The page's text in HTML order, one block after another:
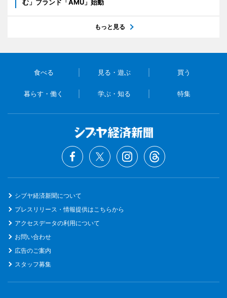
む」ブランド「AMU」始動
もっと見る
食べる 見る・遊ぶ 買う
暮らす・働く 学ぶ・知る 特集
シブヤ経済新聞について
プレスリリース・情報提供はこちらから
アクセスデータの利用について
お問い合わせ
広告のご案内
スタッフ募集